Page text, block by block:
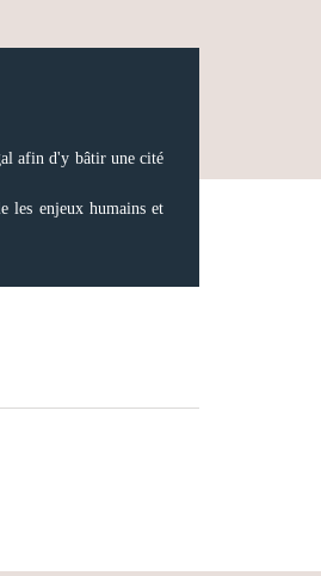
afin d'y bâtir une cité
les enjeux humains et